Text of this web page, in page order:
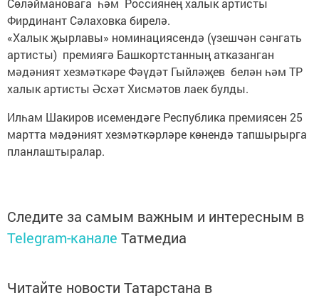
Сөләймановага һәм Россиянең халык артисты
Фирдинант Сәлаховка бирелә.
«Халык җырлавы» номинациясендә (үзешчән сәнгать
артисты) премиягә Башкортстанның атказанган
мәдәният хезмәткәре Фәүдәт Гыйләҗев белән һәм ТР
халык артисты Әсхәт Хисмәтов лаек булды.
Илһам Шакиров исемендәге Республика премиясен 25
мартта мәдәният хезмәткәрләре көнендә тапшырырга
планлаштыралар.
Следите за самым важным и интересным в
Telegram-канале Татмедиа
Читайте новости Татарстана в